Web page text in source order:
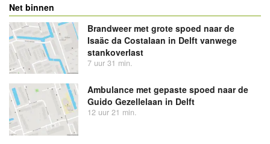
Net binnen
Brandweer met grote spoed naar de
Isaäc da Costalaan in Delft vanwege
stankoverlast
7 uur 31 min.
Ambulance met gepaste spoed naar de
Guido Gezellelaan in Delft
12 uur 21 min.